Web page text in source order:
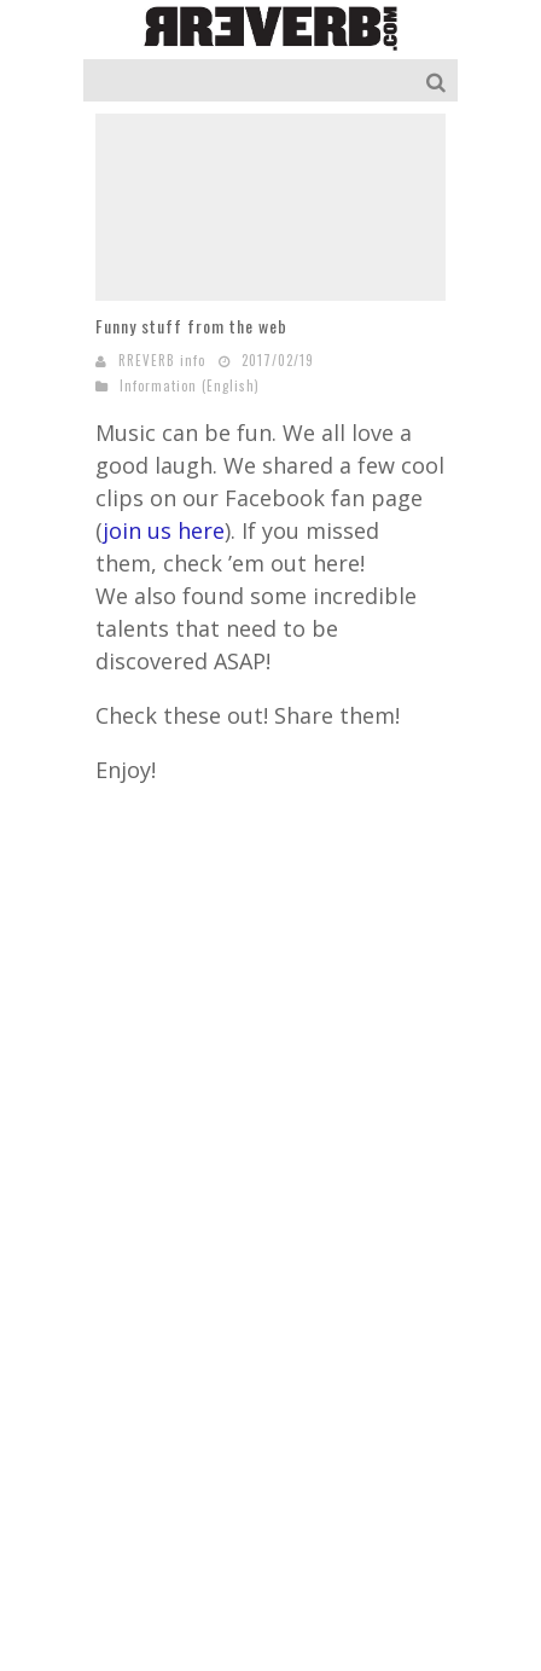
Funny stuff from the web
RREVERB info
2017/02/19
Information (English)
Music can be fun. We all love a
good laugh. We shared a few cool
clips on our Facebook fan page
(join us here). If you missed
them, check ’em out here!
We also found some incredible
talents that need to be
discovered ASAP!
Check these out! Share them!
Enjoy!